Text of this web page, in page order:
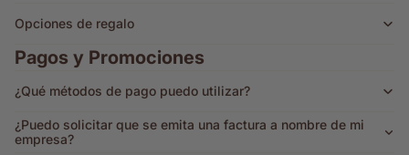
Opciones de regalo
Pagos y Promociones
¿Qué métodos de pago puedo utilizar?
¿Puedo solicitar que se emita una factura a nombre de mi
empresa?